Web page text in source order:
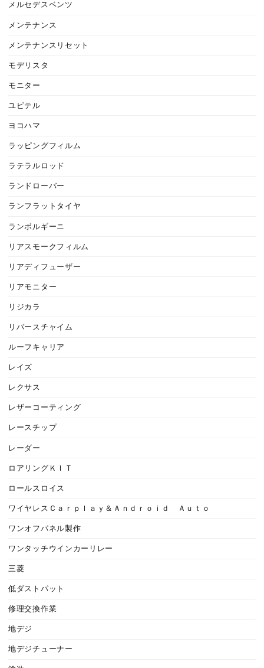
メルセデスベンツ
メンテナンス
メンテナンスリセット
モデリスタ
モニター
ユピテル
ヨコハマ
ラッピングフィルム
ラテラルロッド
ランドローバー
ランフラットタイヤ
ランボルギーニ
リアスモークフィルム
リアディフューザー
リアモニター
リジカラ
リバースチャイム
ルーフキャリア
レイズ
レクサス
レザーコーティング
レースチップ
レーダー
ロアリングＫＩＴ
ロールスロイス
ワイヤレスＣａｒｐｌａｙ＆Ａｎｄｒｏｉｄ Ａｕｔｏ
ワンオフパネル製作
ワンタッチウインカーリレー
三菱
低ダストパット
修理交換作業
地デジ
地デジチューナー